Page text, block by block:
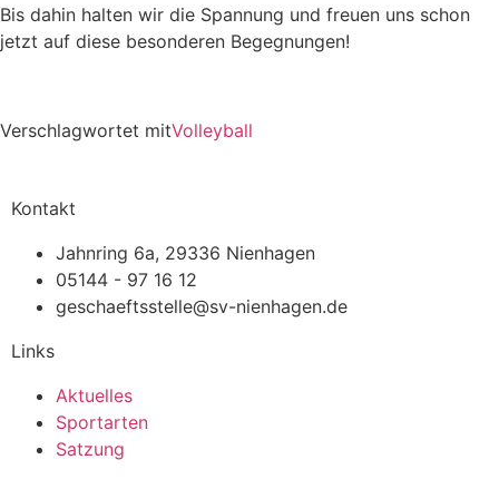
Bis dahin halten wir die Spannung und freuen uns schon
jetzt auf diese besonderen Begegnungen!
Verschlagwortet mitVolleyball
Kontakt
Jahnring 6a, 29336 Nienhagen
05144 - 97 16 12
geschaeftsstelle@sv-nienhagen.de
Links
Aktuelles
Sportarten
Satzung